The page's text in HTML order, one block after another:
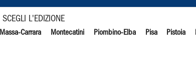
SCEGLI L'EDIZIONE
Massa-Carrara Montecatini Piombino-Elba Pisa Pistoia